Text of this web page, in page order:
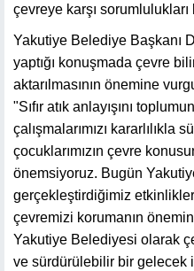
çevreye karşı
Yakutiye Belediye Başkanı
yaptığı konuşmada çevre
aktarılmasının önemine
"Sıfır atık anlayışını
çalışmalarımızı kararlılıkla
çocuklarımızın çevre
önemsiyoruz. Bugün
gerçekleştirdiğimiz
çevremizi korumanın
Yakutiye Belediyesi olarak
ve sürdürülebilir bir gelecek